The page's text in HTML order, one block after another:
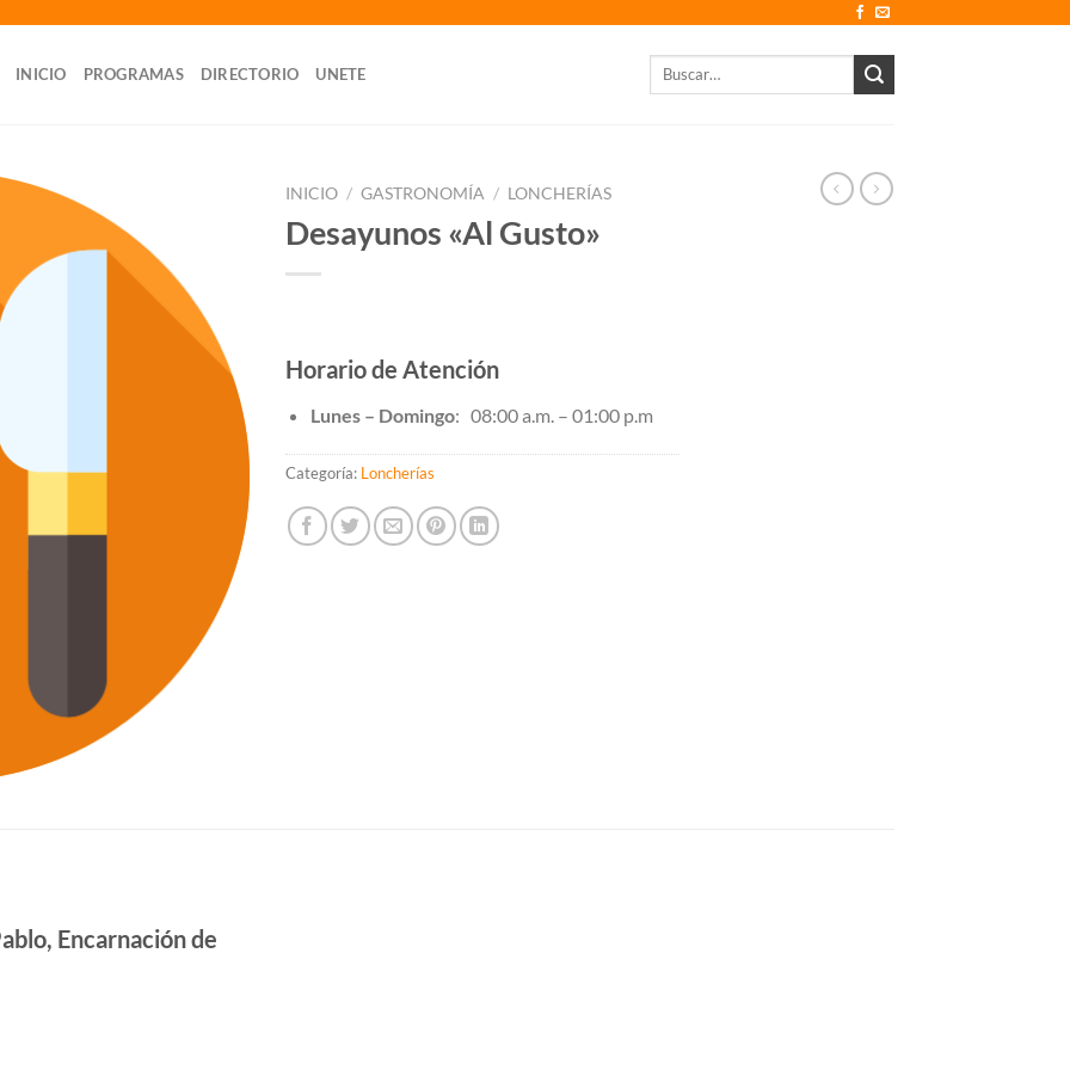
INICIO PROGRAMAS DIRECTORIO UNETE
Buscar
INICIO / GASTRONOMÍA / LONCHERÍAS
Desayunos «Al Gusto»
Horario de Atención
Lunes – Domingo: 08:00 a.m. – 01:00 p.m
Categoría: Loncherías
Encarnación de